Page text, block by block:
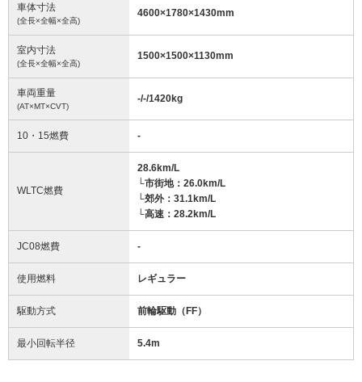
車体寸法
(全長×全幅×全高)
4600×1780×1430mm
室内寸法
(全長×全幅×全高)
1500×1500×1130mm
車両重量
(AT×MT×CVT)
-/-/1420kg
10・15燃費 -
WLTC燃費
28.6km/L
└市街地：26.0km/L
└郊外：31.1km/L
└高速：28.2km/L
JC08燃費 -
使用燃料 レギュラー
駆動方式 前輪駆動（FF）
最小回転半径 5.4m